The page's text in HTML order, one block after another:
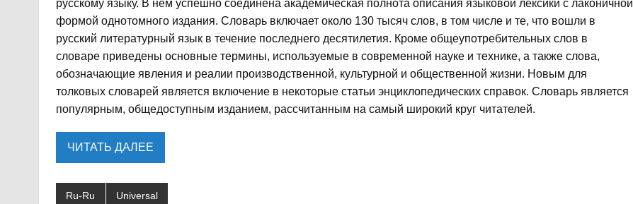
русскому языку. В нем успешно соединена академическая полнота описания языковой лексики с лаконичной
формой однотомного издания. Словарь включает около 130 тысяч слов, в том числе и те, что вошли в
русский литературный язык в течение последнего десятилетия. Кроме общеупотребительных слов в
словаре приведены основные термины, используемые в современной науке и технике, а также слова,
обозначающие явления и реалии производственной, культурной и общественной жизни. Новым для
толковых словарей является включение в некоторые статьи энциклопедических справок. Словарь является
популярным, общедоступным изданием, рассчитанным на самый широкий круг читателей.
ЧИТАТЬ ДАЛЕЕ
Ru-Ru Universal